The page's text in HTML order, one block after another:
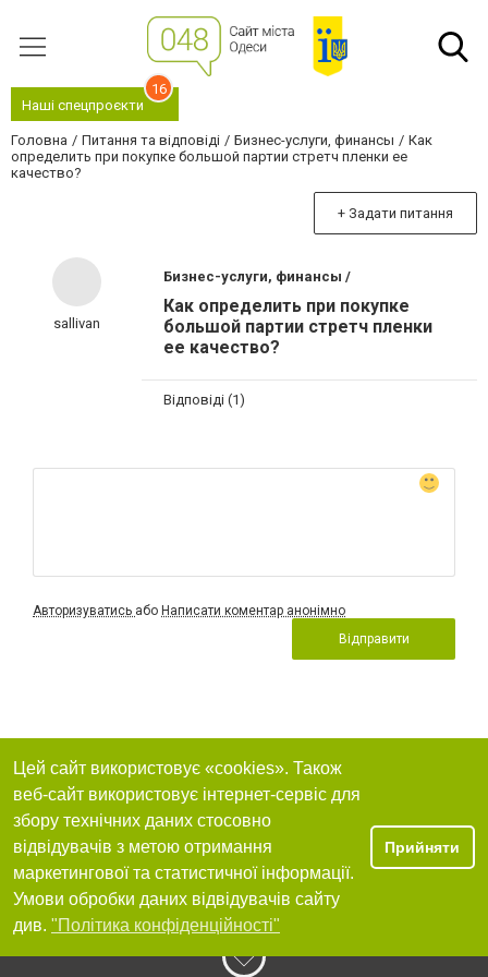
Наші спецпроєкти
16
Головна Питання та відповіді Бизнес-услуги, финансы
Как
определить при покупке большой партии стретч пленки ее
качество?
+ Задати питання
sallivan
Бизнес-услуги, финансы /
Как определить при покупке
большой партии стретч пленки
ее качество?
Відповіді (1)
Авторизуватись або Написати коментар анонімно
Відправити
Цей сайт використовує «cookies». Також
веб-сайт використовує інтернет-сервіс для
збору технічних даних стосовно
відвідувачів з метою отримання
маркетингової та статистичної інформації.
Умови обробки даних відвідувачів сайту
див. "Політика конфіденційності"
Прийняти